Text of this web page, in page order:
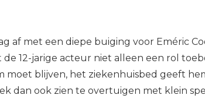
af met een diepe buiging voor Eméric
12-jarige acteur niet alleen een rol
moet blijven, het ziekenhuisbed geeft
dan ook zien te overtuigen met klein